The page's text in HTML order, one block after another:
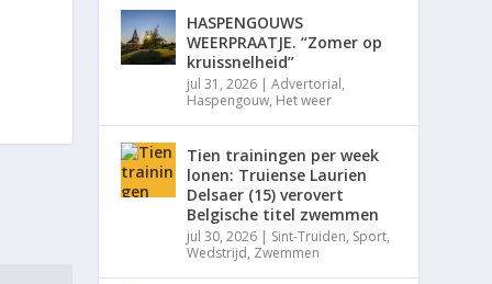
HASPENGOUWS
WEERPRAATJE. “Zomer op
kruissnelheid”
jul 31, 2026 |Advertorial,
Haspengouw, Het weer
Tien trainingen per week
lonen: Truiense Laurien
Delsaer (15) verovert
Belgische titel zwemmen
jul 30, 2026 | Sint-Truiden, Sport,
Wedstrijd, Zwemmen